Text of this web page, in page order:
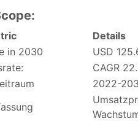
Details
in 2030
USD
CAGR
2022-